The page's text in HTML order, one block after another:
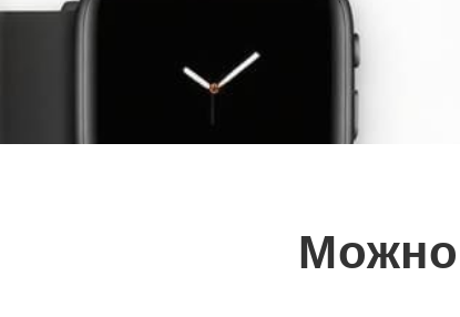
Можно